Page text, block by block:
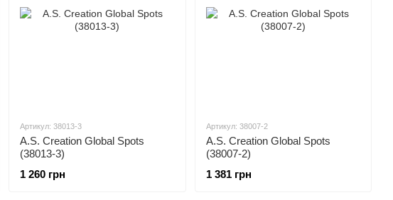
Артикул: 38013-3
A.S. Creation Global Spots
(38013-3)
1 260 грн
Артикул: 38007-2
A.S. Creation Global Spots
(38007-2)
1 381 грн